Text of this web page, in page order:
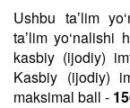
Ushbu taʼlim
taʼlim yo‘nalishi
kasbiy (ijodiy)
Kasbiy (ijodiy)
maksimal ball -